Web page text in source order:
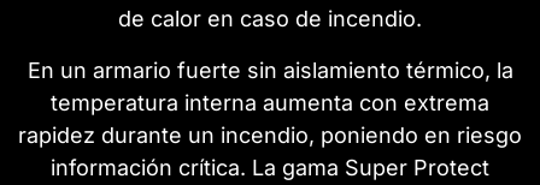
de calor en caso de incendio.
En un armario fuerte sin aislamiento térmico, la
temperatura interna aumenta con extrema
rapidez durante un incendio, poniendo en riesgo
información crítica. La gama Super Protect